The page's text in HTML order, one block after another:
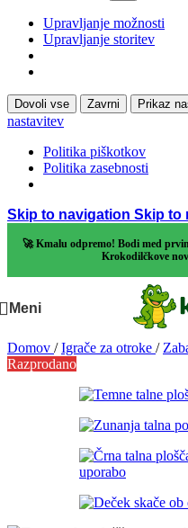
Upravljanje možnosti
Upravljanje storitev
Dovoli vse Zavrni Prikaz
nastavitev
Politika piškotkov
Politika zasebnosti
Skip to navigation Skip to
🚀 Kmalu odpremo! Bodi med
Krokodilčkove
Meni
Domov / Igrače za otroke /
Razprodano